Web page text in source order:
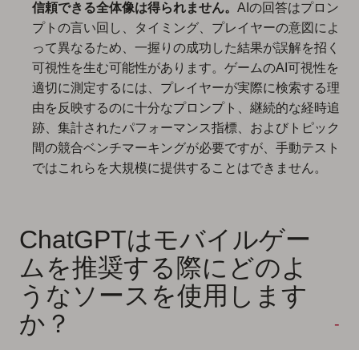
信頼できる全体像は得られません。 AIの回答はプロン
プトの言い回し、タイミング、プレイヤーの意図によ
って異なるため、一握りの成功した結果が誤解を招く
可視性を生む可能性があります。ゲームのAI可視性を
適切に測定するには、プレイヤーが実際に検索する理
由を反映するのに十分なプロンプト、継続的な経時追
跡、集計されたパフォーマンス指標、およびトピック
間の競合ベンチマーキングが必要ですが、手動テスト
ではこれらを大規模に提供することはできません。
ChatGPTはモバイルゲー
ムを推奨する際にどのよ
うなソースを使用します
か？